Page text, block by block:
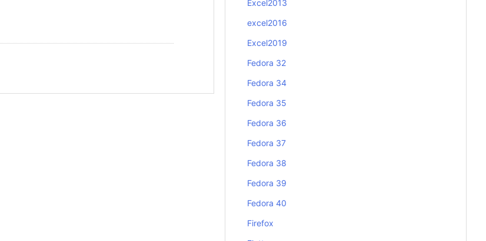
Excel2013
excel2016
Excel2019
Fedora 32
Fedora 34
Fedora 35
Fedora 36
Fedora 37
Fedora 38
Fedora 39
Fedora 40
Firefox